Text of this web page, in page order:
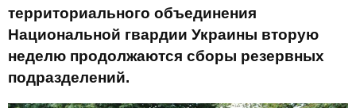
территориального объединения
Национальной гвардии Украины вторую
неделю продолжаются сборы резервных
подразделений.